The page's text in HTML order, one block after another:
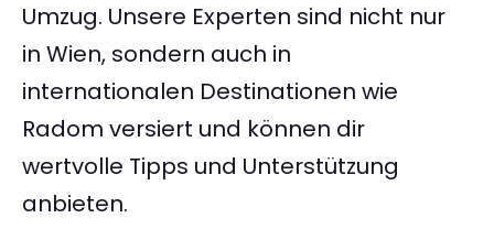
Umzug. Unsere Experten sind nicht nur
in Wien, sondern auch in
internationalen Destinationen wie
Radom versiert und können dir
wertvolle Tipps und Unterstützung
anbieten.